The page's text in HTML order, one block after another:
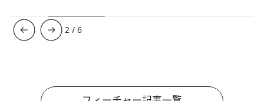
3 /6